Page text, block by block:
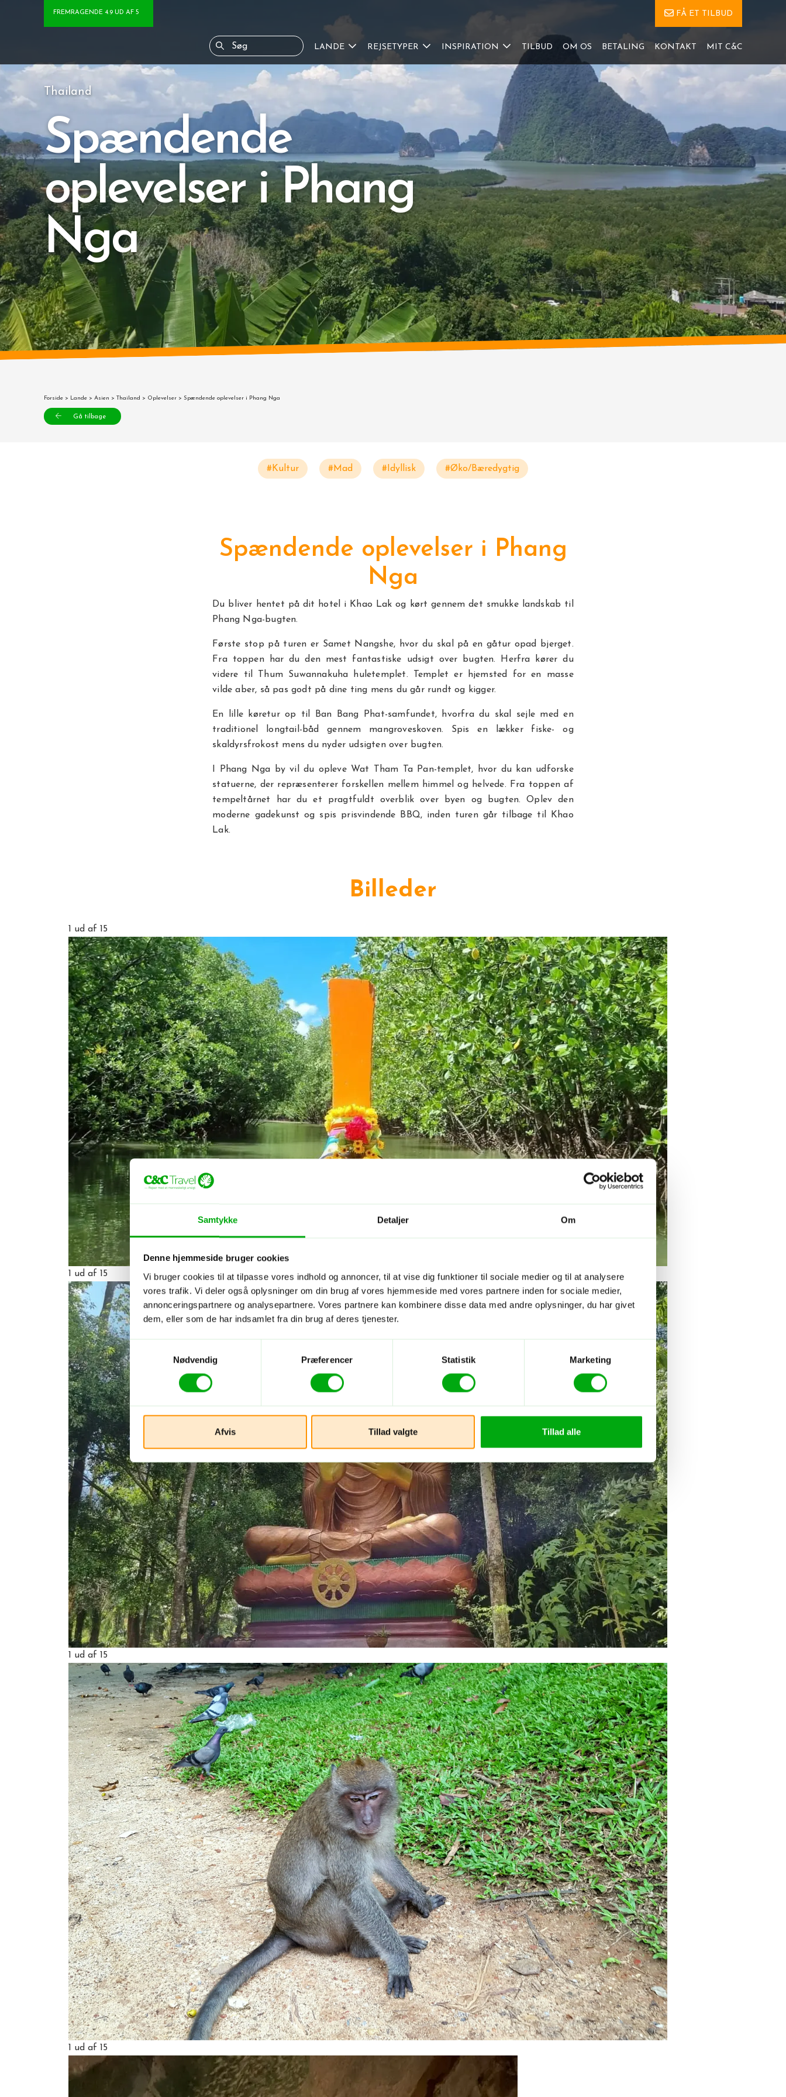
Samtykke Detaljer Om
Denne hjemmeside bruger cookies
Vi bruger cookies til at tilpasse vores indhold og annoncer, til at vise dig funktioner til sociale medier og til at analysere
vores trafik. Vi deler også oplysninger om din brug af vores hjemmeside med vores partnere inden for sociale medier,
annonceringspartnere og analysepartnere. Vores partnere kan kombinere disse data med andre oplysninger, du har givet
dem, eller som de har indsamlet fra din brug af deres tjenester.
Samtykkevalg
Nødvendig
Præferencer Statistik Marketing
Afvis Tillad valgte Tillad alle
FREMRAGENDE 4.9 UD AF 5 FÅ ET TILBUD
LANDE REJSETYPER INSPIRATION TILBUD OM OS BETALING KONTAKT MIT C&C
Thailand
Spændende
oplevelser i Phang
Nga
Forside > Lande > Asien > Thailand > Oplevelser > Spændende oplevelser i Phang Nga
Gå tilbage
#Kultur #Mad #Idyllisk #Øko/Bæredygtig
Spændende oplevelser i Phang
Nga
Du bliver hentet på dit hotel i Khao Lak og kørt gennem det smukke landskab til
Phang Nga-bugten.
Første stop på turen er Samet Nangshe, hvor du skal på en gåtur opad bjerget.
Fra toppen har du den mest fantastiske udsigt over bugten. Herfra kører du
videre til Thum Suwannakuha huletemplet. Templet er hjemsted for en masse
vilde aber, så pas godt på dine ting mens du går rundt og kigger.
En lille køretur op til Ban Bang Phat-samfundet, hvorfra du skal sejle med en
traditionel longtail-båd gennem mangroveskoven. Spis en lækker fiske- og
skaldyrsfrokost mens du nyder udsigten over bugten.
I Phang Nga by vil du opleve Wat Tham Ta Pan-templet, hvor du kan udforske
statuerne, der repræsenterer forskellen mellem himmel og helvede. Fra toppen af
tempeltårnet har du et pragtfuldt overblik over byen og bugten. Oplev den
moderne gadekunst og spis prisvindende BBQ, inden turen går tilbage til Khao
Lak.
Billeder
1 ud af 15
1 ud af 15
1 ud af 15
1 ud af 15